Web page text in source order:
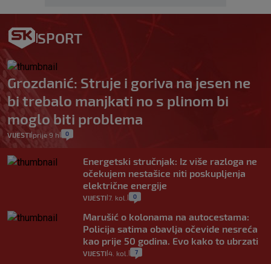
SPORT
Grozdanić: Struje i goriva na jesen ne
bi trebalo manjkati no s plinom bi
moglo biti problema
VIJESTI prije 9 h 0
Energetski stručnjak: Iz više razloga ne
očekujem nestašice niti poskupljenja
električne energije
VIJESTI 7. kol. 0
Marušić o kolonama na autocestama:
Policija satima obavlja očevide nesreća
kao prije 50 godina. Evo kako to ubrzati
VIJESTI 4. kol. 7